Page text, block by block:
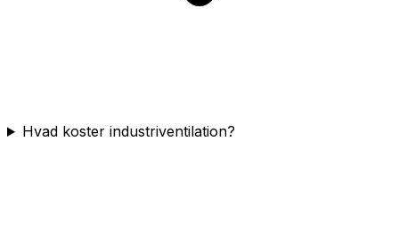
Hvad koster industriventilation?